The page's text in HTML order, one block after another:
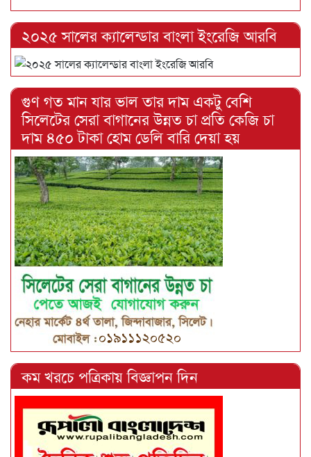
২০২৫ সালের ক্যালেন্ডার বাংলা ইংরেজি আরবি
গুণ গত মান যার ভাল তার দাম একটু বেশি
সিলেটের সেরা বাগানের উন্নত চা প্রতি কেজি চা
দাম ৪৫০ টাকা হোম ডেলি বারি দেয়া হয়
কম খরচে পত্রিকায় বিজ্ঞাপন দিন